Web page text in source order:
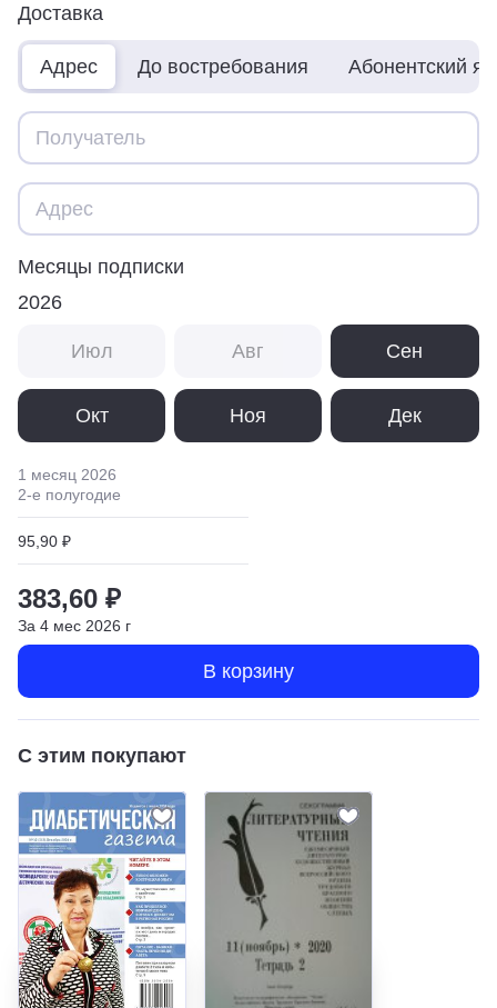
Доставка
Адрес До востребования Абонентский
Месяцы подписки
2026
Июл Авг Сен
Окт Ноя Дек
1 месяц 2026
2-е полугодие
95,90 ₽
383,60 ₽
За 4 мес 2026 г
В корзину
С этим покупают